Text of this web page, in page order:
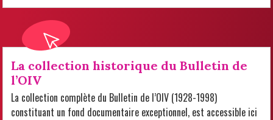
La collection historique du Bulletin de
l’OIV
La collection complète du Bulletin de l’OIV (1928-1998)
constituant un fond documentaire exceptionnel, est accessible ici